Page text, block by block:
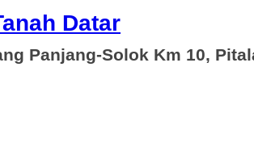
Datar
Panjang-Solok Km 10,